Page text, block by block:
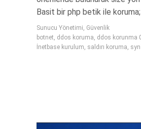
Basit bir php betik ile
Sunucu Yönetimi, Güvenlik
botnet, ddos koruma, ddos korunma
İnetbase kurulum, saldırı koruma,